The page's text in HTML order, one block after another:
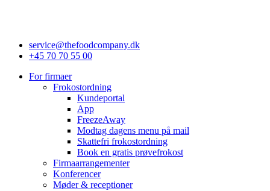
service@thefoodcompany.dk
+45 70 70 55 00
For firmaer
Frokostordning
Kundeportal
App
FreezeAway
Modtag dagens menu på mail
Skattefri frokostordning
Book en gratis prøvefrokost
Firmaarrangementer
Konferencer
Møder & receptioner